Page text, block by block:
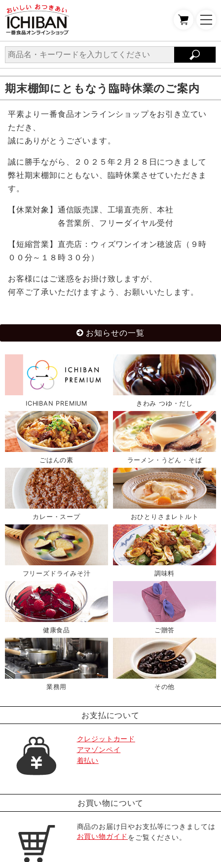
期末棚卸にともなう臨時休業のご案内
平素より一番食品オンラインショップをお引き立てい
ただき、
誠にありがとうございます。
誠に勝手ながら、２０２５年２月２８日につきまして
弊社期末棚卸にともない、臨時休業させていただきま
す。
【休業対象】通信販売課、工場直売所、本社
各営業所、フリーダイヤル受付
【短縮営業】直売店：ウィズワンイオン穂波店（９時
００分～１８時３０分）
お客様にはご迷惑をお掛け致しますが、
何卒ご了承いただけますよう、お願いいたします。
お知らせの一覧
ICHIBAN PREMIUM きわみ つゆ・だし
ごはんの素 ラーメン・うどん・そば
カレー・スープ おひとりさまレトルト
フリーズドライみそ汁 調味料
健康食品 ご贈答
業務用 その他
お支払について
クレジットカード
アマゾンペイ
着払い
お買い物について
商品のお届け日やお支払等につきましては
お買い物ガイド をご覧ください。